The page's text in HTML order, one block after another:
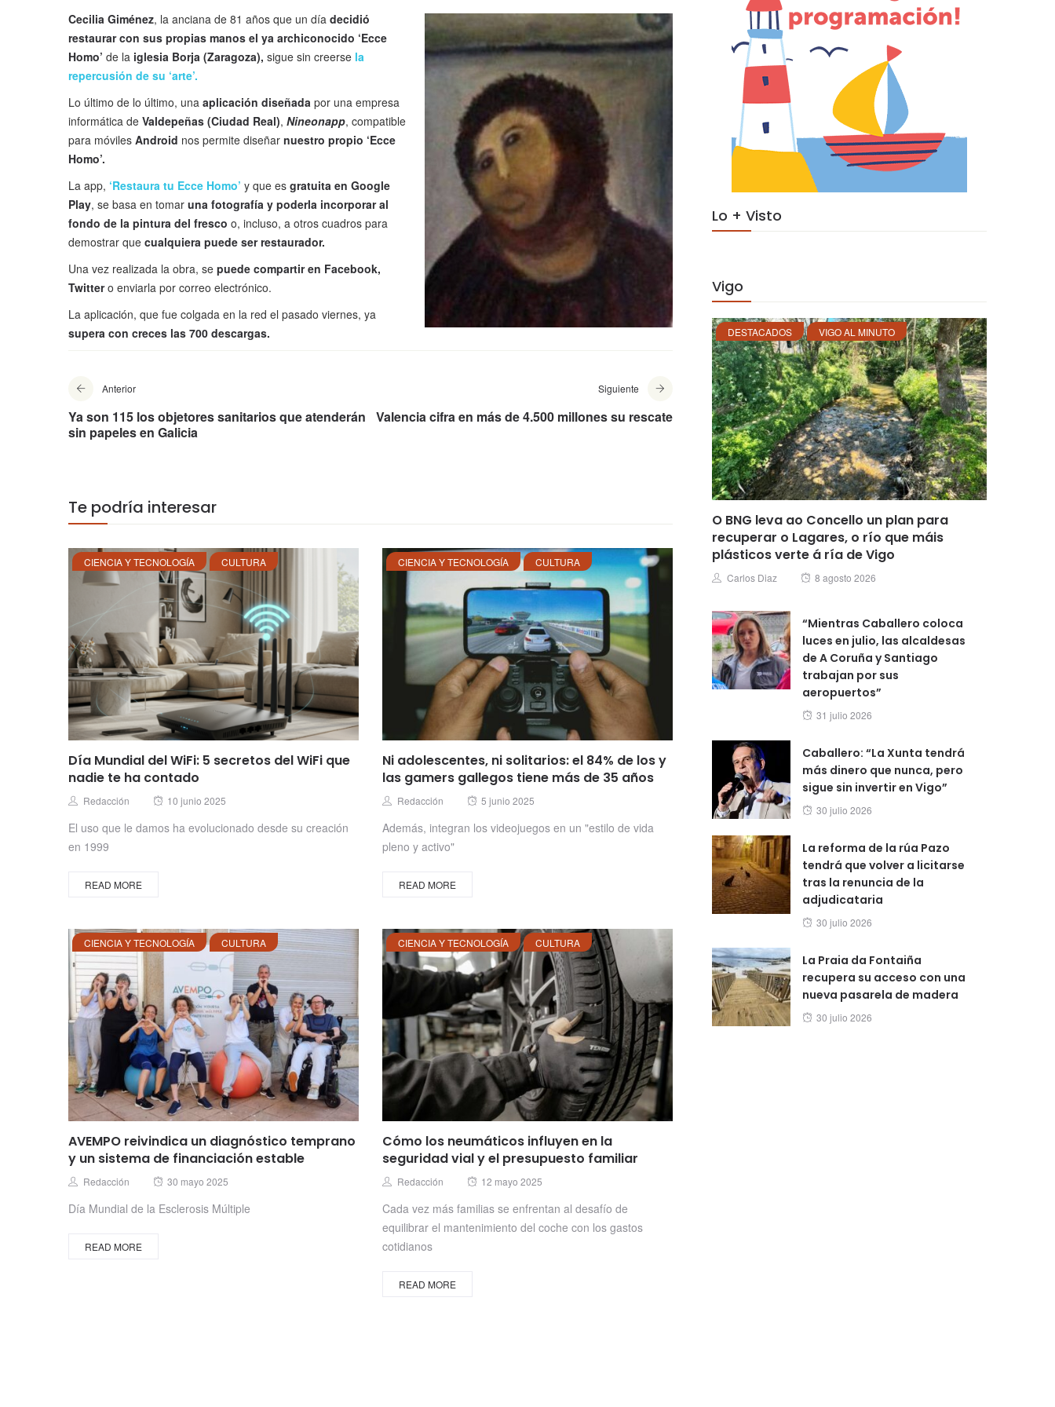
Cecilia Giménez, la anciana de 81 años que un día decidió
restaurar con sus propias manos el ya archiconocido ‘Ecce
Homo’ de la iglesia Borja (Zaragoza), sigue sin creerse la
repercusión de su ‘arte’.
Lo último de lo último, una aplicación diseñada por una empresa
informática de Valdepeñas (Ciudad Real), Nineonapp, compatible
para móviles Android nos permite diseñar nuestro propio ‘Ecce
Homo’.
La app, ‘Restaura tu Ecce Homo’ y que es gratuita en Google
Play, se basa en tomar una fotografía y poderla incorporar al
fondo de la pintura del fresco o, incluso, a otros cuadros para
demostrar que cualquiera puede ser restaurador.
Una vez realizada la obra, se puede compartir en Facebook,
Twittero enviarla por correo electrónico.
La aplicación, que fue colgada en la red el pasado viernes, ya
supera con creces las 700 descargas.
Anterior
Ya son 115 los objetores sanitarios que atenderán
sin papeles en Galicia
Siguiente
Valencia cifra en más de 4.500 millones su rescate
Te podría interesar
CIENCIA Y TECNOLOGÍA CULTURA
Día Mundial del WiFi: 5 secretos del WiFi que
nadie te ha contado
Author
Redacción
Posted
10 junio 2025
El uso que le damos ha evolucionado desde su creación
en 1999
READ MORE
CIENCIA Y TECNOLOGÍA CULTURA
Ni adolescentes, ni solitarios: el 84% de los y
las gamers gallegos tiene más de 35 años
Author
Redacción
Posted
5 junio 2025
Además, integran los videojuegos en un "estilo de vida
pleno y activo"
READ MORE
CIENCIA Y TECNOLOGÍA CULTURA
AVEMPO reivindica un diagnóstico temprano
y un sistema de financiación estable
Author
Redacción
Posted
30 mayo 2025
Día Mundial de la Esclerosis Múltiple
READ MORE
CIENCIA Y TECNOLOGÍA CULTURA
Cómo los neumáticos influyen en la
seguridad vial y el presupuesto familiar
Author
Redacción
Posted
12 mayo 2025
Cada vez más familias se enfrentan al desafío de
equilibrar el mantenimiento del coche con los gastos
cotidianos
READ MORE
Lo + Visto
Vigo
DESTACADOS VIGO AL MINUTO
O BNG leva ao Concello un plan para
recuperar o Lagares, o río que máis
plásticos verte á ría de Vigo
Author
Carlos Diaz
Posted
8 agosto 2026
“Mientras Caballero coloca
luces en julio, las alcaldesas
de A Coruña y Santiago
trabajan por sus
aeropuertos”
Posted
31 julio 2026
Caballero: “La Xunta tendrá
más dinero que nunca, pero
sigue sin invertir en Vigo”
Posted
30 julio 2026
La reforma de la rúa Pazo
tendrá que volver a licitarse
tras la renuncia de la
adjudicataria
Posted
30 julio 2026
La Praia da Fontaiña
recupera su acceso con una
nueva pasarela de madera
Posted
30 julio 2026